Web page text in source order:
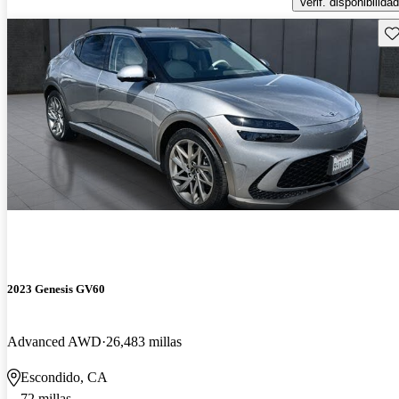
2023 Genesis GV60
Advanced AWD 26,483 millas
Escondido, CA